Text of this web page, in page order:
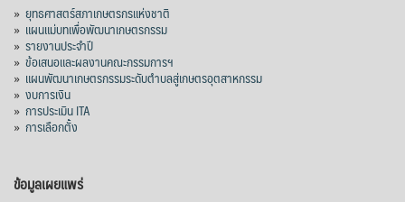
» ยุทธศาสตร์สภาเกษตรกรแห่งชาติ
» แผนแม่บทเพื่อพัฒนาเกษตรกรรม
» รายงานประจำปี
» ข้อเสนอและผลงานคณะกรรมการฯ
» แผนพัฒนาเกษตรกรรมระดับตำบลสู่เกษตรอุตสาหกรรม
» งบการเงิน
» การประเมิน ITA
» การเลือกตั้ง
ข้อมูลเผยแพร่